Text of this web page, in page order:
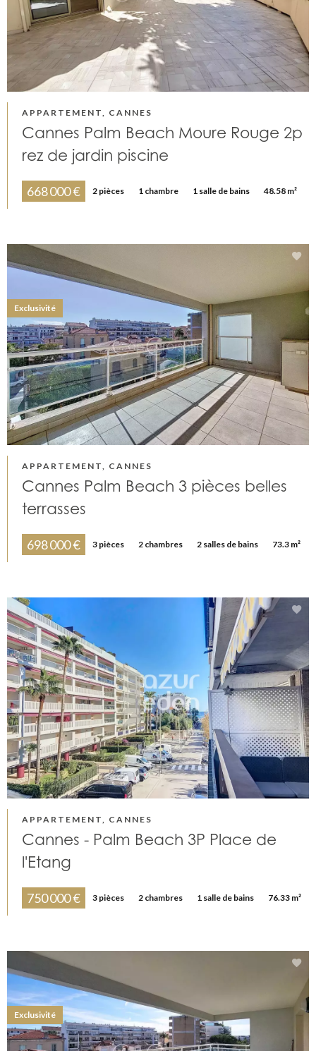
APPARTEMENT, CANNES
Cannes Palm Beach Moure Rouge 2p
rez de jardin piscine
668 000 € 2 pièces 1 chambre 1 salle de bains 48.58 m²
APPARTEMENT, CANNES
Cannes Palm Beach 3 pièces belles
terrasses
698 000 € 3 pièces 2 chambres 2 salles de bains 73.3 m²
Exclusivité
APPARTEMENT, CANNES
Cannes - Palm Beach 3P Place de
l'Etang
750 000 € 3 pièces 2 chambres 1 salle de bains 76.33 m²
Exclusivité